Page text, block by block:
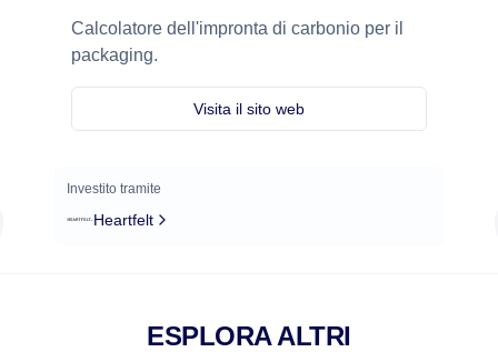
Calcolatore dell'impronta di carbonio per il
packaging.
Visita il sito web
Investito tramite
Heartfelt
ESPLORA ALTRI